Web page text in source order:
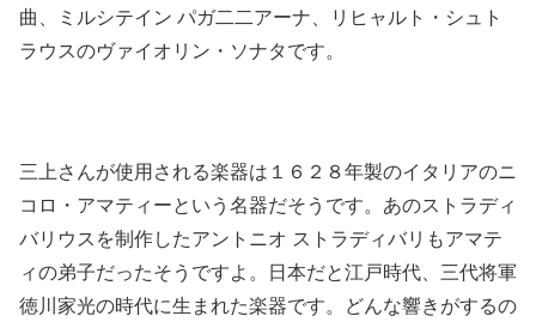
曲、ミルシテイン パガ二二アーナ、リヒャルト・シュト
ラウスのヴァイオリン・ソナタです。
三上さんが使用される楽器は１６２８年製のイタリアのニ
コロ・アマティーという名器だそうです。あのストラディ
バリウスを制作したアントニオ ストラディバリもアマテ
ィの弟子だったそうですよ。日本だと江戸時代、三代将軍
徳川家光の時代に生まれた楽器です。どんな響きがするの